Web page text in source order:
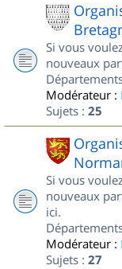
Si vous
nouveaux
Modérateur :
Sujets : 25
Si vous
nouveaux
ici.
Modérateur :
Sujets : 27